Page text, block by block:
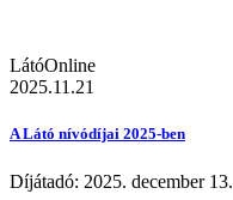
LátóOnline
2025.11.21
A Látó nívódíjai 2025-ben
Díjátadó: 2025. december 13.